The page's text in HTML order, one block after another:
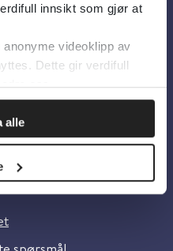
innsikt som gjør at
videoklipp av
Dette gir verdifull
oss.
alle